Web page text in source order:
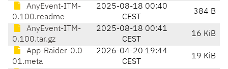
AnyEvent-ITM-
0.100.readme
2025-08-18 00:40
CEST
384 B
AnyEvent-ITM-
0.100.tar.gz
2025-08-18 00:41
CEST
16 KiB
App-Raider-0.0
01.meta
2026-04-20 19:44
CEST
19 KiB